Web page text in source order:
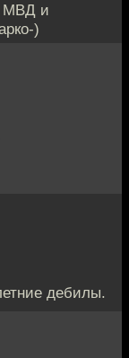
МВД и
)
дебилы.